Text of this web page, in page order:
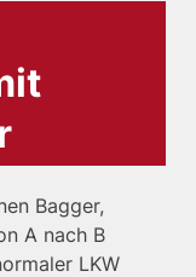
Bagger,
A nach B
LKW